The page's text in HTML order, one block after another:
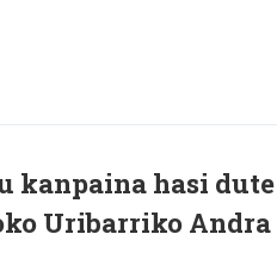
kanpaina hasi dute
Uribarriko Andra